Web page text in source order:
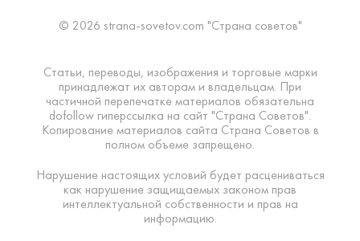
© 2026 strana-sovetov.com "Страна советов"
Статьи, переводы, изображения и торговые марки
принадлежат их авторам и владельцам. При
частичной перепечатке материалов обязательна
dofollow гиперссылка на сайт "Страна Советов".
Копирование материалов сайта Страна Советов в
полном объеме запрещено.
Нарушение настоящих условий будет расцениваться
как нарушение защищаемых законом прав
интеллектуальной собственности и прав на
информацию.